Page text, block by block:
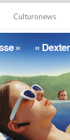
Culturonews